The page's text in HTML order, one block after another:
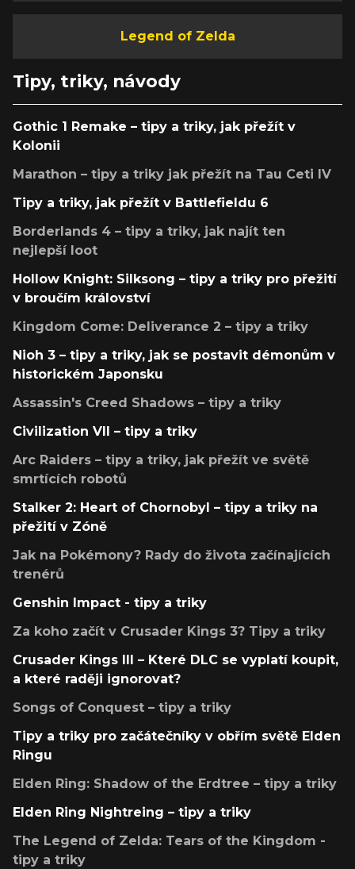
Legend of Zelda
Tipy, triky, návody
Gothic 1 Remake – tipy a triky, jak přežít v
Kolonii
Marathon – tipy a triky jak přežít na Tau Ceti IV
Tipy a triky, jak přežít v Battlefieldu 6
Borderlands 4 – tipy a triky, jak najít ten
nejlepší loot
Hollow Knight: Silksong – tipy a triky pro přežití
v broučím království
Kingdom Come: Deliverance 2 – tipy a triky
Nioh 3 – tipy a triky, jak se postavit démonům v
historickém Japonsku
Assassin's Creed Shadows – tipy a triky
Civilization VII – tipy a triky
Arc Raiders – tipy a triky, jak přežít ve světě
smrtících robotů
Stalker 2: Heart of Chornobyl – tipy a triky na
přežití v Zóně
Jak na Pokémony? Rady do života začínajících
trenérů
Genshin Impact - tipy a triky
Za koho začít v Crusader Kings 3? Tipy a triky
Crusader Kings III – Které DLC se vyplatí koupit,
a které raději ignorovat?
Songs of Conquest – tipy a triky
Tipy a triky pro začátečníky v obřím světě Elden
Ringu
Elden Ring: Shadow of the Erdtree – tipy a triky
Elden Ring Nightreing – tipy a triky
The Legend of Zelda: Tears of the Kingdom -
tipy a triky